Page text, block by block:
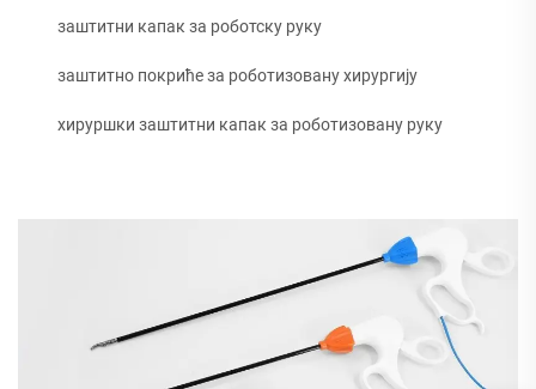
заштитни капак за роботску руку
заштитно покриће за роботизовану хирургију
хируршки заштитни капак за роботизовану руку